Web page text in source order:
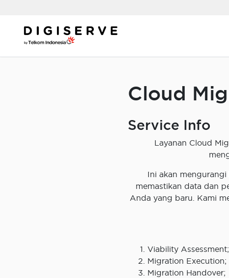
content
Cloud
Service Info
Layanan Cloud
Ini akan
memastikan data dan
Anda yang baru. Kami
Viability Assessment;
Migration Execution;
Migration Handover;